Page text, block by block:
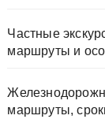
Частные
маршруты и
маршруты,